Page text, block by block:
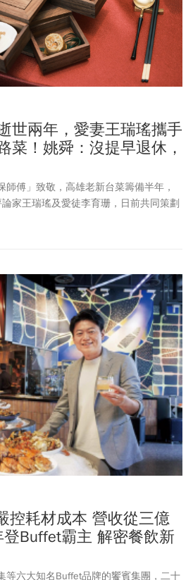
」和台中的「鹽之華」未能蟬聯一星。
世兩年，愛妻王瑞瑤攜手
菜！姚舜：沒提早退休，
傅」致敬，高雄老新台菜籌備半年，
家王瑞瑤及愛徒李育珊，日前共同策劃
回味饗宴」，重現保師傅經典手路菜。
現，美食圈也對「高手間的惺惺相惜」
控耗材成本 營收從三億
Buffet霸主 解密餐飲新
等六大知名Buffet品牌的饗賓集團，二十